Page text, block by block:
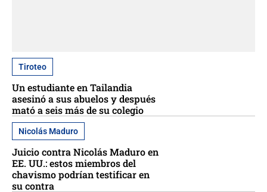
Tiroteo
Un estudiante en Tailandia
asesinó a sus abuelos y después
mató a seis más de su colegio
Nicolás Maduro
Juicio contra Nicolás Maduro en
EE. UU.: estos miembros del
chavismo podrían testificar en
su contra